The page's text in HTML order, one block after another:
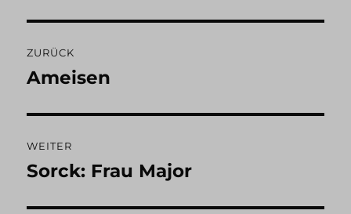
ZURÜCK
Vorheriger
Ameisen
WEITER
Nächster
Sorck: Frau Major